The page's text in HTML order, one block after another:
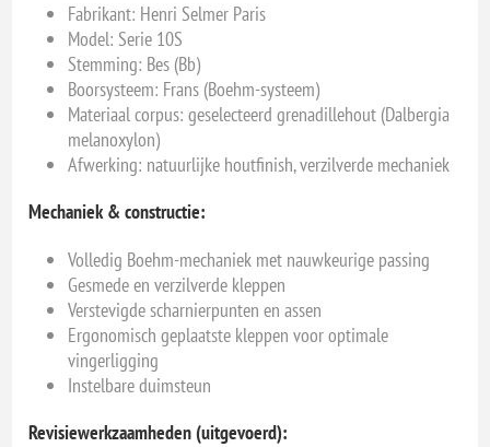
Fabrikant: Henri Selmer Paris
Model: Serie 10S
Stemming: Bes (Bb)
Boorsysteem: Frans (Boehm-systeem)
Materiaal corpus: geselecteerd grenadillehout (Dalbergia
melanoxylon)
Afwerking: natuurlijke houtfinish, verzilverde mechaniek
Mechaniek & constructie:
Volledig Boehm-mechaniek met nauwkeurige passing
Gesmede en verzilverde kleppen
Verstevigde scharnierpunten en assen
Ergonomisch geplaatste kleppen voor optimale
vingerligging
Instelbare duimsteun
Revisiewerkzaamheden (uitgevoerd):